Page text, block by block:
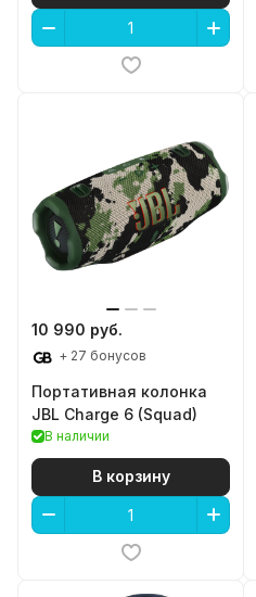
10 990 руб.
+ 27 бонусов
Портативная колонка
JBL Charge 6 (Squad)
В наличии
В корзину